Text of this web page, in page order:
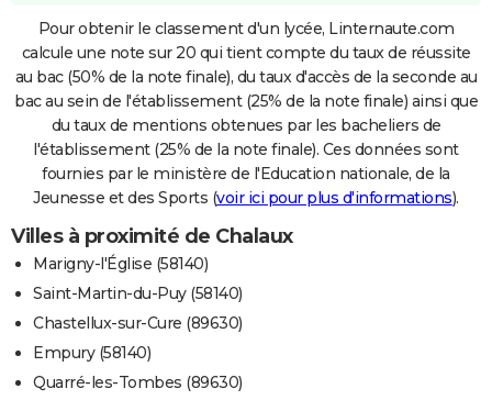
Pour obtenir le classement d'un lycée, Linternaute.com
calcule une note sur 20 qui tient compte du taux de réussite
au bac (50% de la note finale), du taux d'accès de la seconde au
bac au sein de l'établissement (25% de la note finale) ainsi que
du taux de mentions obtenues par les bacheliers de
l'établissement (25% de la note finale). Ces données sont
fournies par le ministère de l'Education nationale, de la
Jeunesse et des Sports (voir ici pour plus d'informations).
Villes à proximité de Chalaux
Marigny-l'Église (58140)
Saint-Martin-du-Puy (58140)
Chastellux-sur-Cure (89630)
Empury (58140)
Quarré-les-Tombes (89630)